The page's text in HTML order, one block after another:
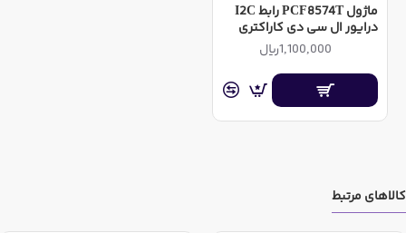
ماژول PCF8574T رابط I2C
درایور ال سی دی کاراکتری
1,100,000ریال
کالاهای مرتبط